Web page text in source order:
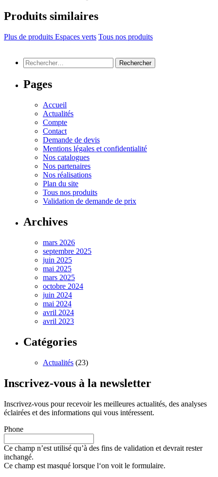
Produits similaires
Plus de produits Espaces verts Tous nos produits
Rechercher :
Pages
Accueil
Actualités
Compte
Contact
Demande de devis
Mentions légales et confidentialité
Nos catalogues
Nos partenaires
Nos réalisations
Plan du site
Tous nos produits
Validation de demande de prix
Archives
mars 2026
septembre 2025
juin 2025
mai 2025
mars 2025
octobre 2024
juin 2024
mai 2024
avril 2024
avril 2023
Catégories
Actualités (23)
Inscrivez-vous à la newsletter
Inscrivez-vous pour recevoir les meilleures actualités, des analyses
éclairées et des informations qui vous intéressent.
Phone
Ce champ n’est utilisé qu’à des fins de validation et devrait rester
inchangé.
Ce champ est masqué lorsque l‘on voit le formulaire.